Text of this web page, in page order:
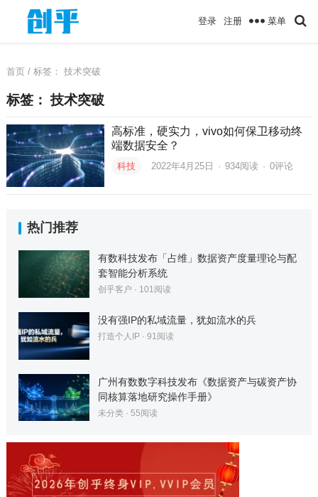
登录 注册 菜单
首页/ 标签： 技术突破
标签：技术突破
高标准，硬实力，vivo如何保卫移动终
端数据安全？
科技 2022年4月25日 · 934阅读 · 0评论
热门推荐
有数科技发布「占维」数据资产度量理论与配
套智能分析系统
创乎客户 · 101阅读
没有强IP的私域流量，犹如流水的兵
打造个人IP· 91阅读
广州有数数字科技发布《数据资产与碳资产协
同核算落地研究操作手册》
未分类· 55阅读